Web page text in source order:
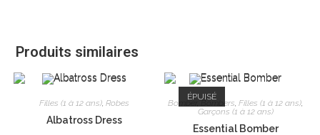
Produits similaires
Filles (1 à 12 ans) ,Robes
Albatross Dress
ÉPUISÉ
Bomber ,Bombers ,Filles (1 à 12 ans)
Garçons (1 à 12 ans)
Essential Bomber